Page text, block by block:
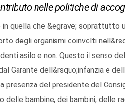
nelle politiche di
quella che &egrave; soprattutto
degli organismi coinvolti
asilo e non. Questo il senso
Garante dell&rsquo;infanzia e
presenza del presidente del
delle bambine, dei bambini, delle